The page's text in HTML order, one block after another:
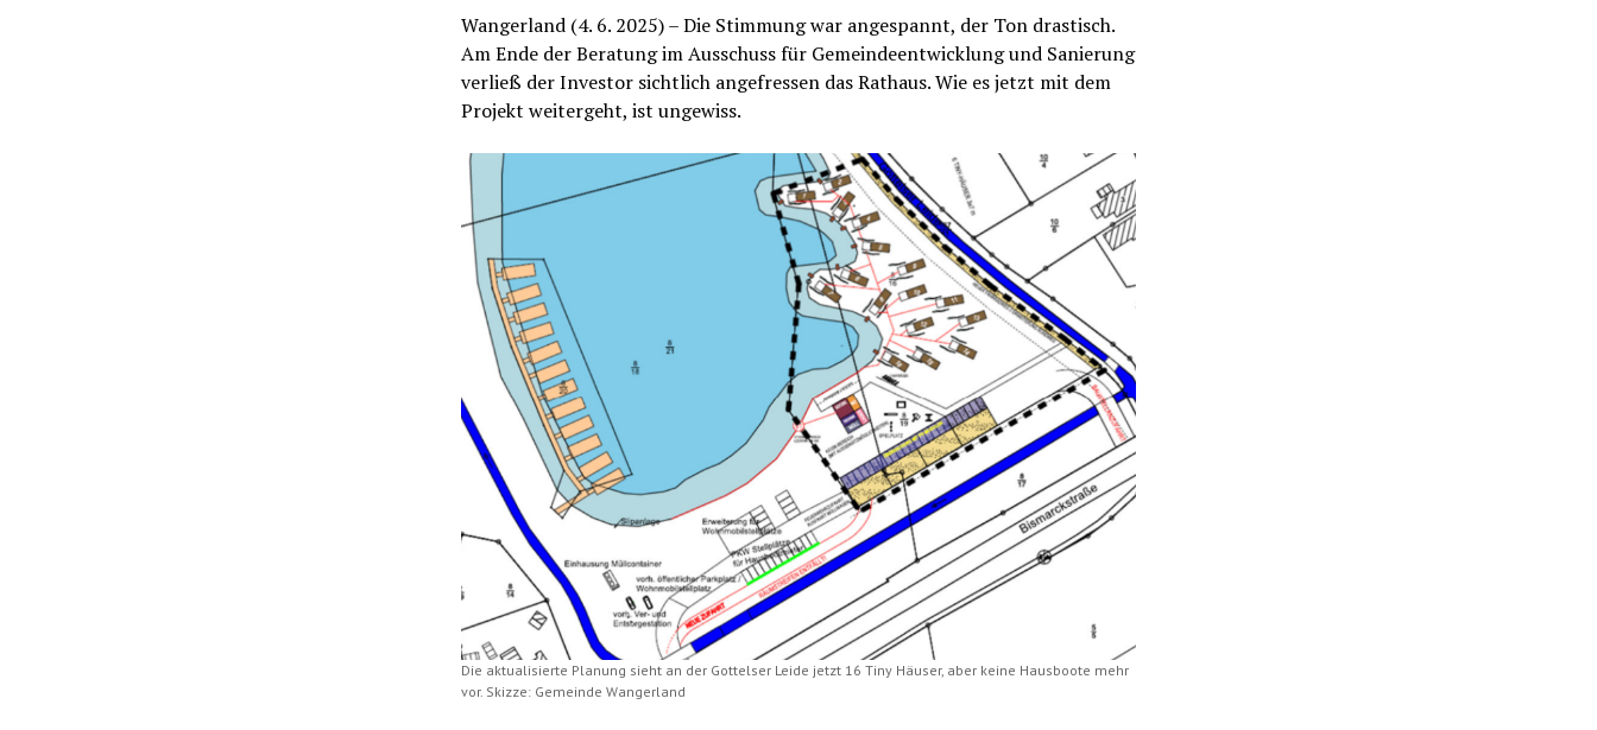
Wangerland (4. 6. 2025) – Die Stimmung war angespannt, der Ton drastisch.
Am Ende der Beratung im Ausschuss für Gemeindeentwicklung und Sanierung
verließ der Investor sichtlich angefressen das Rathaus. Wie es jetzt mit dem
Projekt weitergeht, ist ungewiss.
Die aktualisierte Planung sieht an der Gottelser Leide jetzt 16 Tiny Häuser, aber keine Hausboote mehr
vor. Skizze: Gemeinde Wangerland